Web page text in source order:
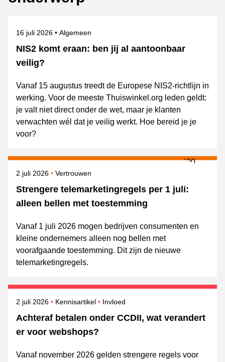
NIS2 komt eraan: ben jij al aantoonbaar
veilig?
Gepubliceerd op
16 juli 2026 Onderwerpen
Algemeen
Vanaf 15 augustus treedt de Europese NIS2-richtlijn in
werking. Voor de meeste Thuiswinkel.org leden geldt:
je valt niet direct onder de wet, maar je klanten
verwachten wél dat je veilig werkt. Hoe bereid je je
voor?
Strengere telemarketingregels per 1 juli:
alleen bellen met toestemming
Gepubliceerd op
2 juli 2026 Onderwerpen
Vertrouwen
Vanaf 1 juli 2026 mogen bedrijven consumenten en
kleine ondernemers alleen nog bellen met
voorafgaande toestemming. Dit zijn de nieuwe
telemarketingregels.
Achteraf betalen onder CCDII, wat verandert
er voor webshops?
Gepubliceerd op
2 juli 2026 Kennisartikel Onderwerpen
Invloed
Vanaf november 2026 gelden strengere regels voor